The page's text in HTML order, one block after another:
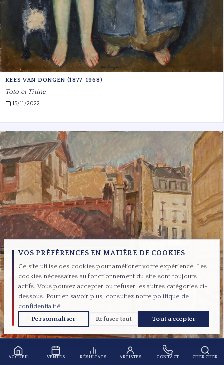
ACCUEIL VENTES RÉSULTATS ARTISTES CONTACT CHERCHER
KEES VAN DONGEN (1877-1968)
Toto et Titine
15/11/2022
VOS PRÉFÉRENCES EN MATIÈRE DE COOKIES
Ce site utilise des cookies pour améliorer votre expérience. Les
cookies nécessaires au fonctionnement du site sont toujours
actifs. Vous pouvez accepter ou refuser les autres catégories ci-
dessous. Pour en savoir plus, consultez notre politique de
confidentialité.
Personnaliser
Refuser tout Tout accepter